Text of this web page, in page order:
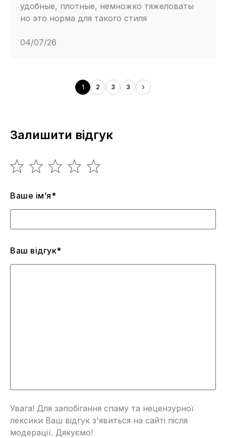
удобные, плотные, немножко тяжеловаты
но это норма для такого стиля
04/07/26
1 2 3 3
Залишити відгук
Ваше ім’я*
Ваш відгук*
Увага! Для запобігання спаму та нецензурної
лексики Ваш відгук з'явиться на сайті після
модерації. Дякуємо!